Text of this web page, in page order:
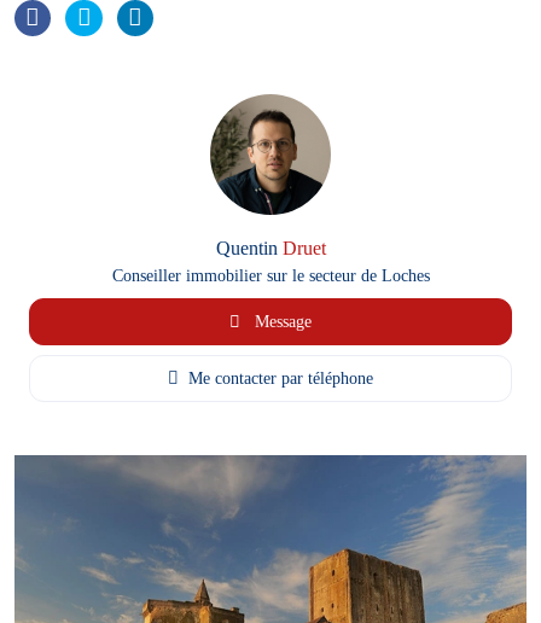
Quentin Druet
Conseiller immobilier sur le secteur de Loches
Message
Me contacter par téléphone